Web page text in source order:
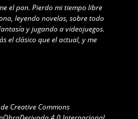
el pan. Pierdo mi tiempo libre
leyendo novelas, sobre todo
y jugando a videojuegos.
el clásico que el actual, y me
Creative Commons